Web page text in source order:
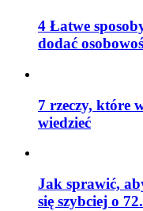
4 Łatwe
dodać
7 rzeczy, które
wiedzieć
Jak sprawić,
się szybciej o